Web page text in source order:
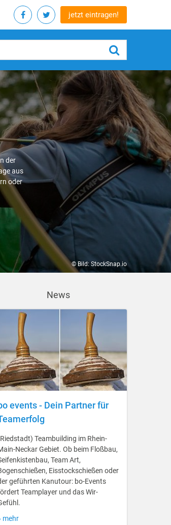
jetzt eintragen!
der
aus
oder
© Bild: StockSnap.io
News
events - Dein Partner für
Teambuilding im Rhein-
Neckar Gebiet. Ob beim Floßbau,
Team Art,
Eisstockschießen oder
geführten Kanutour: bo-Events
Teamplayer und das Wir-
mehr